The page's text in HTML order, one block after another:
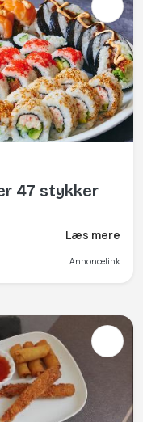
47 stykker
Læs mere
Annoncelink